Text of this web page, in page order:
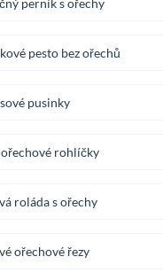
perník s ořechy
pesto bez ořechů
pusinky
rohlíčky
roláda s ořechy
ořechové řezy